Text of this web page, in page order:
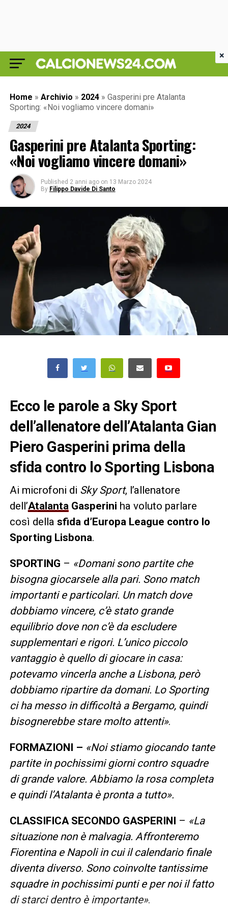
Home » Archivio » 2024 » Gasperini pre Atalanta
Sporting: «Noi vogliamo vincere domani»
2024
Gasperini pre Atalanta Sporting:
«Noi vogliamo vincere domani»
Published 2 anni ago on 13 Marzo 2024
By Filippo Davide Di Santo
Ecco le parole a Sky Sport
dell’allenatore dell’Atalanta Gian
Piero Gasperini prima della
sfida contro lo Sporting Lisbona
Ai microfoni di Sky Sport, l’allenatore
dell’Atalanta Gasperini ha voluto parlare
così della sfida d’Europa League contro lo
Sporting Lisbona.
SPORTING – «Domani sono partite che
bisogna giocarsele alla pari. Sono match
importanti e particolari. Un match dove
dobbiamo vincere, c’è stato grande
equilibrio dove non c’è da escludere
supplementari e rigori. L’unico piccolo
vantaggio è quello di giocare in casa:
potevamo vincerla anche a Lisbona, però
dobbiamo ripartire da domani. Lo Sporting
ci ha messo in difficoltà a Bergamo, quindi
bisognerebbe stare molto attenti».
FORMAZIONI – «Noi stiamo giocando tante
partite in pochissimi giorni contro squadre
di grande valore. Abbiamo la rosa completa
e quindi l’Atalanta è pronta a tutto».
CLASSIFICA SECONDO GASPERINI – «La
situazione non è malvagia. Affronteremo
Fiorentina e Napoli in cui il calendario finale
diventa diverso. Sono coinvolte tantissime
squadre in pochissimi punti e per noi il fatto
di starci dentro è importante».
×